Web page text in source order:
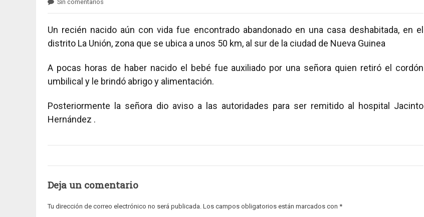
Sin comentarios
Un recién nacido aún con vida fue encontrado abandonado en una casa deshabitada, en el
distrito La Unión, zona que se ubica a unos 50 km, al sur de la ciudad de Nueva Guinea
A pocas horas de haber nacido el bebé fue auxiliado por una señora quien retiró el cordón
umbilical y le brindó abrigo y alimentación.
Posteriormente la señora dio aviso a las autoridades para ser remitido al hospital Jacinto
Hernández .
Deja un comentario
Tu dirección de correo electrónico no será publicada. Los campos obligatorios están marcados con *